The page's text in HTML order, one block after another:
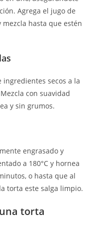
Agrega el jugo de
hasta que estén
secos a la
con suavidad
y sin grumos.
engrasado y
a 180°C y hornea
o hasta que al
torta este salga limpio.
torta